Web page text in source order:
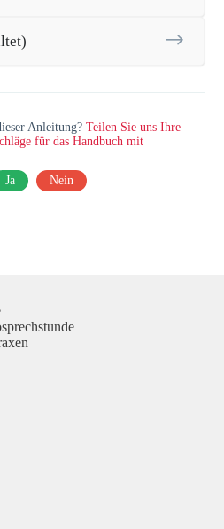
Anleitung?Teilen Sie uns Ihre
für das Handbuch mit
Ja Nein